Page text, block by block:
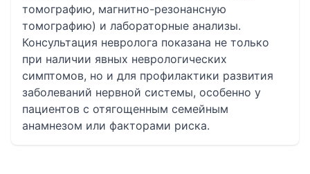
томографию, магнитно-резонансную
томографию) и лабораторные анализы.
Консультация невролога показана не только
при наличии явных неврологических
симптомов, но и для профилактики развития
заболеваний нервной системы, особенно у
пациентов с отягощенным семейным
анамнезом или факторами риска.